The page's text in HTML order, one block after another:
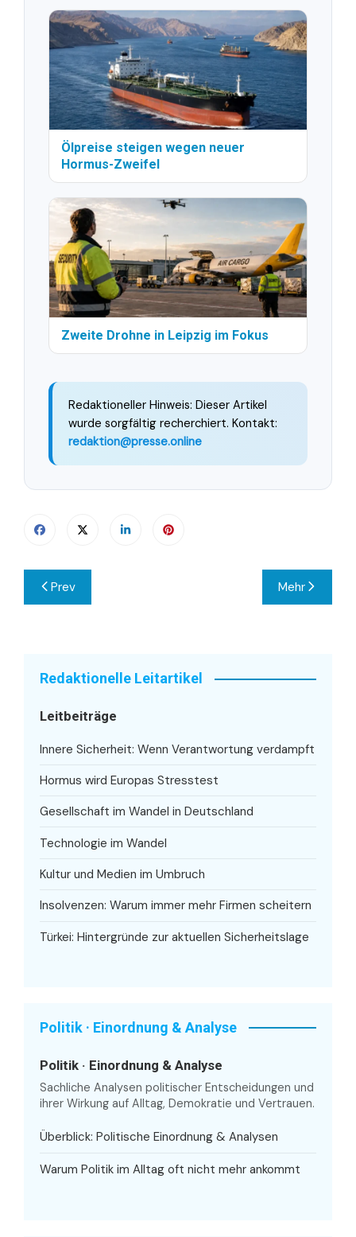
Ölpreise steigen wegen neuer
Hormus-Zweifel
Zweite Drohne in Leipzig im Fokus
Redaktioneller Hinweis: Dieser Artikel
wurde sorgfältig recherchiert. Kontakt:
redaktion@presse.online
Beitragsnavigation
Prev Mehr
Redaktionelle Leitartikel
Leitbeiträge
Innere Sicherheit: Wenn Verantwortung verdampft
Hormus wird Europas Stresstest
Gesellschaft im Wandel in Deutschland
Technologie im Wandel
Kultur und Medien im Umbruch
Insolvenzen: Warum immer mehr Firmen scheitern
Türkei: Hintergründe zur aktuellen Sicherheitslage
Politik · Einordnung & Analyse
Politik · Einordnung & Analyse
Sachliche Analysen politischer Entscheidungen und
ihrer Wirkung auf Alltag, Demokratie und Vertrauen.
Überblick: Politische Einordnung & Analysen
Warum Politik im Alltag oft nicht mehr ankommt